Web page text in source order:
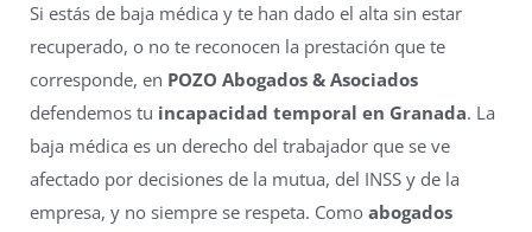
Si estás de baja médica y te han dado el alta sin estar
recuperado, o no te reconocen la prestación que te
corresponde, en POZO Abogados & Asociados
defendemos tu incapacidad temporal en Granada. La
baja médica es un derecho del trabajador que se ve
afectado por decisiones de la mutua, del INSS y de la
empresa, y no siempre se respeta. Como abogados